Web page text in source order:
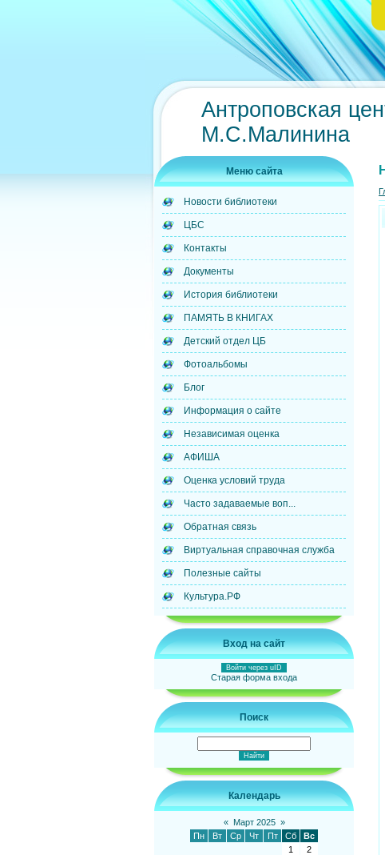
Антроповская
М.С.Малинина
Меню сайта
Новости библиотеки
ЦБС
Контакты
Документы
История библиотеки
ПАМЯТЬ В КНИГАХ
Детский отдел ЦБ
Фотоальбомы
Блог
Информация о сайте
Независимая оценка
АФИША
Оценка условий труда
Часто задаваемые воп...
Обратная связь
Виртуальная справочная служба
Полезные сайты
Культура.РФ
Вход на сайт
Войти через uID
Старая форма входа
Поиск
Календарь
« Март 2025 »
Пн
Вт Ср Чт Пт Сб
Вс
1
2